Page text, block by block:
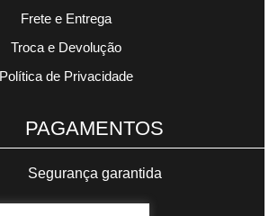
Frete e Entrega
Troca e Devolução
Política de Privacidade
PAGAMENTOS
Segurança garantida